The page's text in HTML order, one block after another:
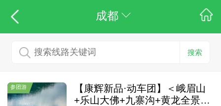
成都
搜索
参团游
【康辉新品·动车团】＜峨眉山
+乐山大佛+九寨沟+黄龙全景动